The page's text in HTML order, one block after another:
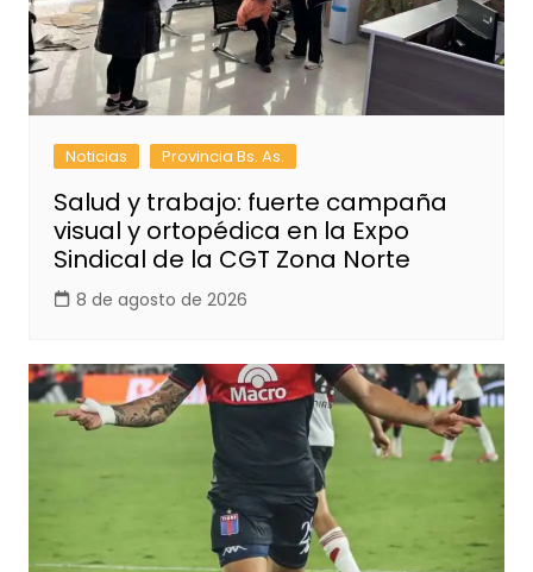
Noticias Provincia Bs. As.
Salud y trabajo: fuerte campaña
visual y ortopédica en la Expo
Sindical de la CGT Zona Norte
8 de agosto de 2026